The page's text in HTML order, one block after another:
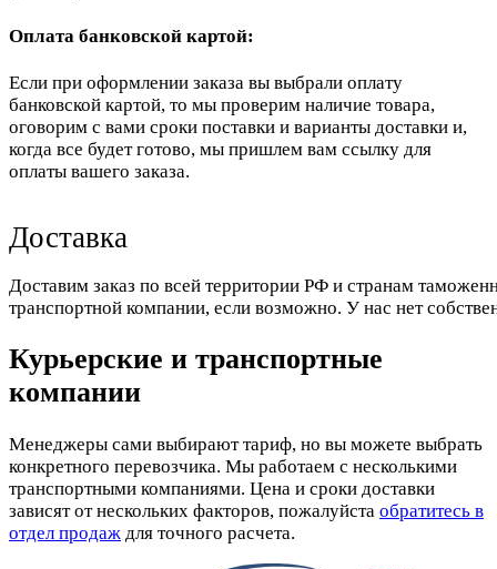
Оплата банковской картой:
Если при оформлении заказа вы выбрали оплату
банковской картой, то мы проверим наличие товара,
оговорим с вами сроки поставки и варианты доставки и,
когда все будет готово, мы пришлем вам ссылку для
оплаты вашего заказа.
Доставка
Доставим заказ по всей территории РФ и странам
транспортной компании, если возможно. У нас нет
Курьерские и транспортные
компании
Менеджеры сами выбирают тариф, но вы можете выбрать
конкретного перевозчика. Мы работаем с несколькими
транспортными компаниями. Цена и сроки доставки
зависят от нескольких факторов, пожалуйста обратитесь в
отдел продаж для точного расчета.